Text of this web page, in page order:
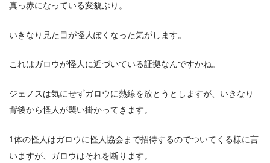
真っ赤になっている変貌ぶり。
いきなり見た目が怪人ぽくなった気がします。
これはガロウが怪人に近づいている証拠なんですかね。
ジェノスは気にせずガロウに熱線を放とうとしますが、いきなり
背後から怪人が襲い掛かってきます。
1体の怪人はガロウに怪人協会まで招待するのでついてくる様に言
いますが、ガロウはそれを断ります。